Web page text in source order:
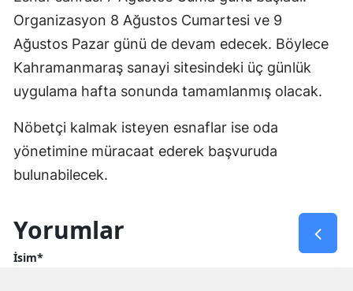
Organizasyon 8 Ağustos Cumartesi ve 9
Ağustos Pazar günü de devam edecek. Böylece
Kahramanmaraş sanayi sitesindeki üç günlük
uygulama hafta sonunda tamamlanmış olacak.
Nöbetçi kalmak isteyen esnaflar ise oda
yönetimine müracaat ederek başvuruda
bulunabilecek.
Yorumlar
İsim*